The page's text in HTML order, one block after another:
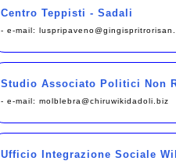
Centro Teppisti - Sadali
- e-mail:
Studio Associato Politici Non
- e-mail: molblebra@chiruwikidadoli.biz
Ufficio Integrazione Sociale